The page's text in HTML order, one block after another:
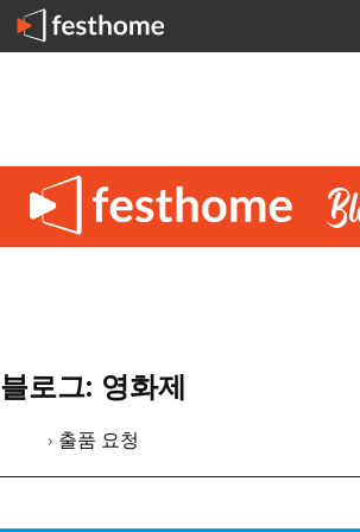
블로그: 영화제
› 출품 요청